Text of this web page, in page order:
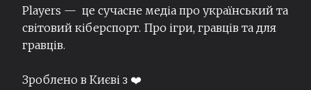
Players — це сучасне медіа про український та
світовий кіберспорт. Про ігри, гравців та для
гравців.
Зроблено в Києві з ❤️